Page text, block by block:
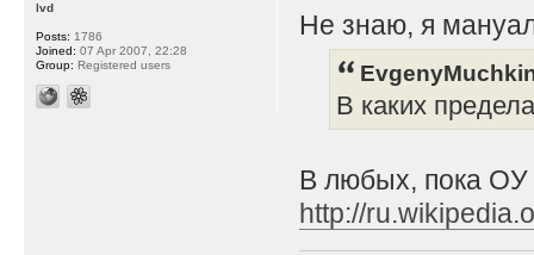
Не знаю, я
В каких
В любых, пока ОУ
http://
lvd
Posts: 1786
Joined: 07 Apr 2007, 22:28
Group: Registered users